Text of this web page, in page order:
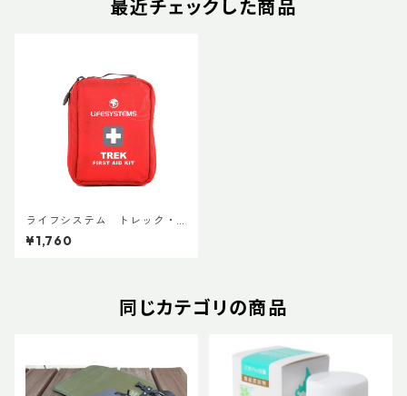
最近チェックした商品
ライフシステム トレック・
ファーストエイドキットケー
ス
¥1,760
同じカテゴリの商品